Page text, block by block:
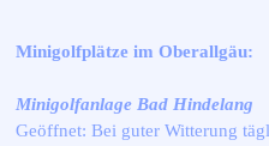
Minigolfplätze im Oberallgäu:
Minigolfanlage Bad Hindelang
Geöffnet: Bei guter Witterung